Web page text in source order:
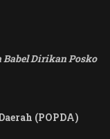
Babel Dirikan Posko
(POPDA)